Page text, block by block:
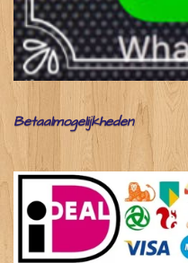
Betaalmogelijkheden